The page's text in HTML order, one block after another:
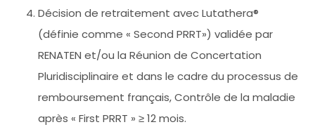
Décision de retraitement avec Lutathera®
(définie comme « Second PRRT») validée par
RENATEN et/ou la Réunion de Concertation
Pluridisciplinaire et dans le cadre du processus de
remboursement français, Contrôle de la maladie
après « First PRRT » ≥ 12 mois.